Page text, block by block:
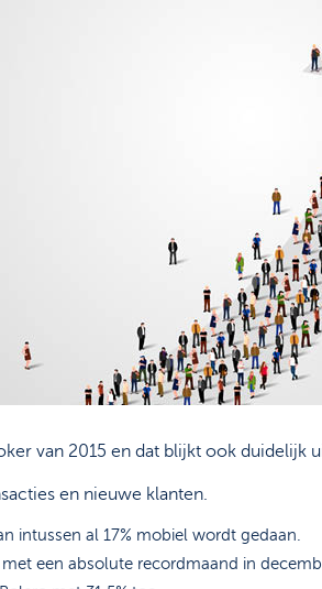
van 2015 en dat blijkt ook duidelijk
en nieuwe klanten.
intussen al 17% mobiel wordt gedaan.
een absolute recordmaand in